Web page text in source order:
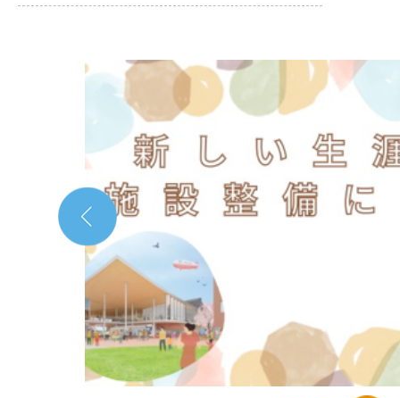
1
目
の
ス
ラ
イ
ド